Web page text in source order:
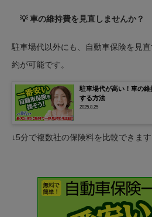
💡 車の維持費を見直しませんか？
駐車場代以外にも、自動車保険を見
約が可能です。
駐車場代が高い！車の
する方法
2025.8.25
↓5分で複数社の保険料を比較できます